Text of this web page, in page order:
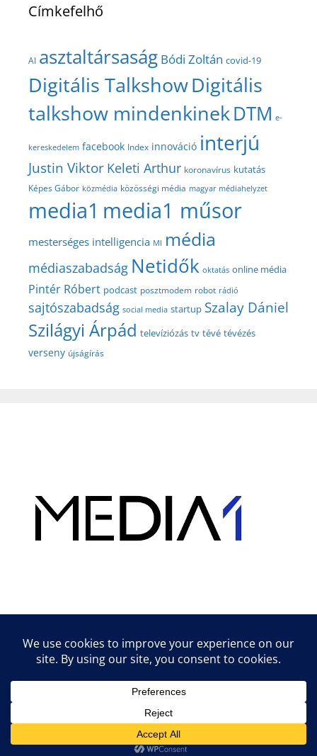
Címkefelhő
AI asztaltársaság Bódi Zoltán covid-19
Digitális TalkshowDigitális
talkshow mindenkinekDTM e-
kereskedelem facebook Index innováció interjú
Justin Viktor Keleti Arthur koronavírus kutatás
Képes Gábor közmédia közösségi média magyar médiahelyzet
media1 media1 műsor
mesterséges intelligencia MI média
médiaszabadság Netidők oktatás online média
Pintér Róbert podcast posztmodem robot rádió
sajtószabadság social media startup Szalay Dániel
Szilágyi Árpád televíziózás tv tévé tévézés
verseny újságírás
Lifestyle tippek & trükkök
© 2026 vipcast.hu powered by Media1• Készült
GeneratePress